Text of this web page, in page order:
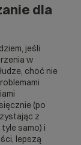
dla
jeśli
w
choć nie
(po
z
samo) i
lepszą